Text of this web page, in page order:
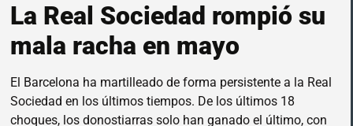
La Real Sociedad rompió su
mala racha en mayo
El Barcelona ha martilleado de forma persistente a la Real
Sociedad en los últimos tiempos. De los últimos 18
choques, los donostiarras solo han ganado el último, con